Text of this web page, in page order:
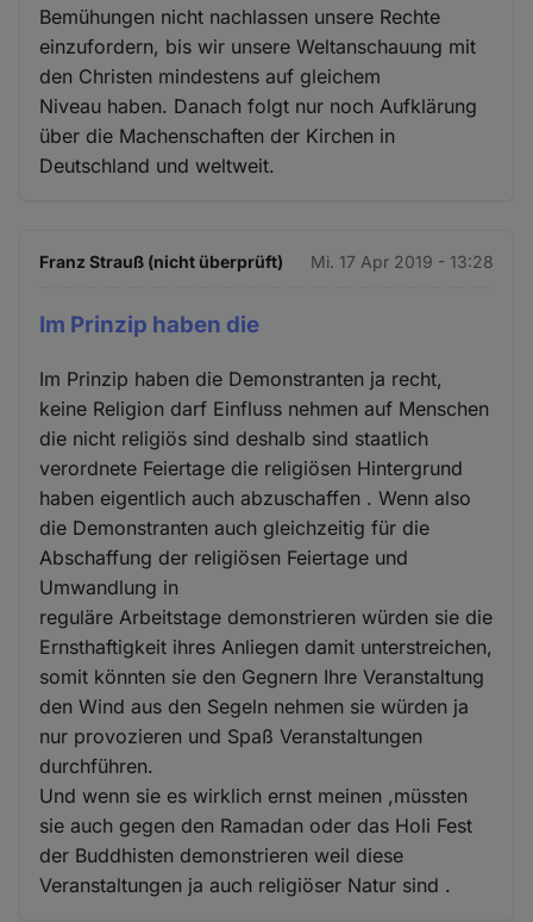
Bemühungen nicht nachlassen unsere Rechte
einzufordern, bis wir unsere Weltanschauung mit
den Christen mindestens auf gleichem
Niveau haben. Danach folgt nur noch Aufklärung
über die Machenschaften der Kirchen in
Deutschland und weltweit.
Franz Strauß (nicht überprüft) Mi. 17 Apr 2019 - 13:28
Im Prinzip haben die
Im Prinzip haben die Demonstranten ja recht,
keine Religion darf Einfluss nehmen auf Menschen
die nicht religiös sind deshalb sind staatlich
verordnete Feiertage die religiösen Hintergrund
haben eigentlich auch abzuschaffen . Wenn also
die Demonstranten auch gleichzeitig für die
Abschaffung der religiösen Feiertage und
Umwandlung in
reguläre Arbeitstage demonstrieren würden sie die
Ernsthaftigkeit ihres Anliegen damit unterstreichen,
somit könnten sie den Gegnern Ihre Veranstaltung
den Wind aus den Segeln nehmen sie würden ja
nur provozieren und Spaß Veranstaltungen
durchführen.
Und wenn sie es wirklich ernst meinen ,müssten
sie auch gegen den Ramadan oder das Holi Fest
der Buddhisten demonstrieren weil diese
Veranstaltungen ja auch religiöser Natur sind .